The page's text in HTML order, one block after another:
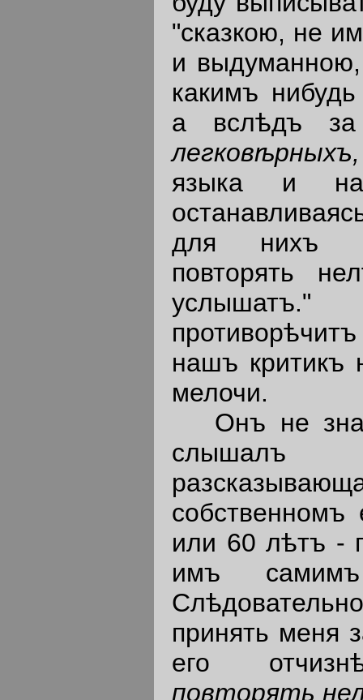
"сказкою, нe
и
какимъ
а вслѣдъ
языка и на
для нихъ
повторять
услышатъ."
нашъ критикъ
мелочи.
Онъ не
собственномъ
или 60 лѣтъ -
имъ самимъ
принять меня
его
повторять